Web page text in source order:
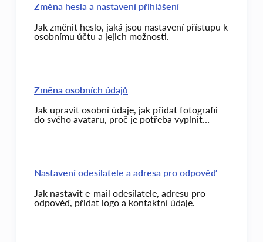
Změna hesla a nastavení přihlášení
Jak změnit heslo, jaká jsou nastavení přístupu k
osobnímu účtu a jejich možnosti.
Změna osobních údajů
Jak upravit osobní údaje, jak přidat fotografii
do svého avataru, proč je potřeba vyplnit
Nastavení odesílatele a adresa pro odpověď
Jak nastavit e-mail odesílatele, adresu pro
odpověď, přidat logo a kontaktní údaje.